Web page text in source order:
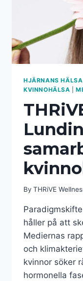
HJÄRNANS HÄLSA
KVINNOHÄLSA |
By THRiVE
håller på att
Mediernas
och
kvinnor söker
hormonella